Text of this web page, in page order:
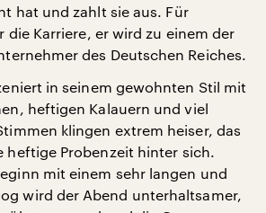
hat und zahlt sie aus. Für
die Karriere, er wird zu einem der
des Deutschen Reiches.
in seinem gewohnten Stil mit
heftigen Kalauern und viel
klingen extrem heiser, das
heftige Probenzeit hinter sich.
mit einem sehr langen und
wird der Abend unterhaltsamer,